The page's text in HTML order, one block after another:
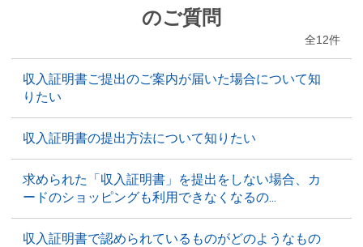
のご質問
全12件
収入証明書ご提出のご案内が届いた場合について知
りたい
収入証明書の提出方法について知りたい
求められた「収入証明書」を提出をしない場合、カ
ードのショッピングも利用できなくなるの...
収入証明書で認められているものがどのようなもの